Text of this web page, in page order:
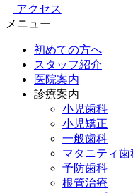
アクセス
メニュー
初めての方へ
スタッフ紹介
医院案内
診療案内
小児歯科
小児矯正
一般歯科
マタニティ歯
予防歯科
根管治療